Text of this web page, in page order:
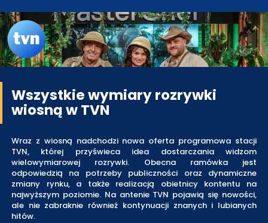
Wszystkie wymiary rozrywki
wiosną w TVN
Wraz z wiosną nadchodzi nowa oferta programowa stacji
TVN, której przyświeca idea dostarczania widzom
wielowymiarowej rozrywki. Obecna ramówka jest
odpowiedzią na potrzeby publiczności oraz dynamiczne
zmiany rynku, a także realizacją obietnicy kontentu na
najwyższym poziomie. Na antenie TVN pojawią się nowości,
ale nie zabraknie również kontynuacji znanych i lubianych
hitów.